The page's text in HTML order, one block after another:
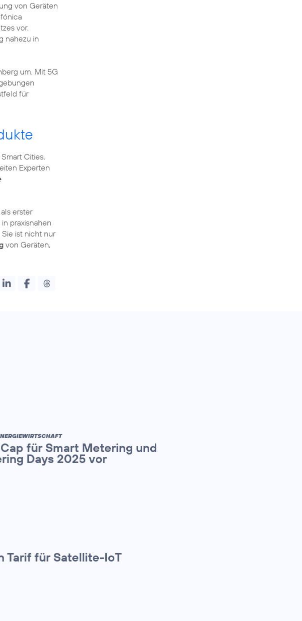
von Geräten
vor.
nahezu in
um. Mit 5G
für
Cities,
Experten
erster
praxisnahen
ist nicht nur
von Geräten,
für Smart Metering und
Days 2025 vor
Tarif für Satellite-IoT